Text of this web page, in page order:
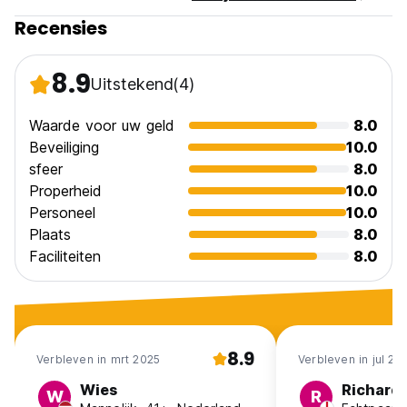
Recensies
8.9Uitstekend(4)
Waarde voor uw geld
8.0
Beveiliging
10.0
sfeer
8.0
Properheid
10.0
Personeel
10.0
Plaats
8.0
Faciliteiten
8.0
Verbleven in mrt 2025 8.9
W Wies
Verbleven in jul
R Richard